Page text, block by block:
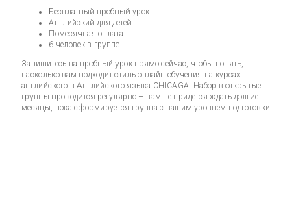
Бесплатный пробный урок
Английский для детей
Помесячная оплата
6 человек в группе
Запишитесь на пробный урок прямо сейчас, чтобы понять,
насколько вам подходит стиль онлайн обучения на курсах
английского в Английского языка CHICAGA. Набор в открытые
группы проводится регулярно – вам не придется ждать долгие
месяцы, пока сформируется группа с вашим уровнем подготовки.